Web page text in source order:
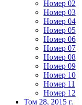
Номер 02
Номер 03
Номер 04
Номер 05
Номер 06
Номер 07
Номер 08
Номер 09
Номер 10
Номер 11
Номер 12
Том 28, 2015 г.